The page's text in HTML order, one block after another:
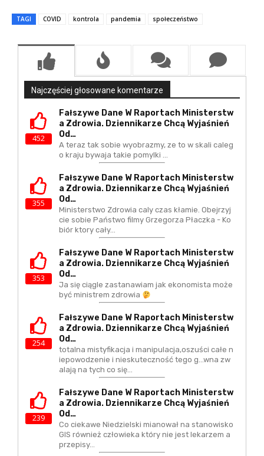
TAGI COVID kontrola pandemia społeczeństwo
Najczęściej głosowane komentarze
452
Fałszywe Dane W Raportach Ministerstw
A Zdrowia. Dziennikarze Chcą Wyjaśnień
Od…
A teraz tak sobie wyobrazmy, ze to w skali caleg
o kraju bywaja takie pomylki ...
355
Fałszywe Dane W Raportach Ministerstw
A Zdrowia. Dziennikarze Chcą Wyjaśnień
Od…
Ministerstwo Zdrowia caly czas kłamie. Obejrzyj
cie sobie Państwo filmy Grzegorza Płaczka - Ko
biór ktory cały…
353
Fałszywe Dane W Raportach Ministerstw
A Zdrowia. Dziennikarze Chcą Wyjaśnień
Od…
Ja się ciągle zastanawiam jak ekonomista może
być ministrem zdrowia
254
Fałszywe Dane W Raportach Ministerstw
A Zdrowia. Dziennikarze Chcą Wyjaśnień
Od…
totalna mistyfikacja i manipulacja,oszuści całe n
iepowodzenie i nieskuteczność tego g...wna zw
alają na tych co się…
239
Fałszywe Dane W Raportach Ministerstw
A Zdrowia. Dziennikarze Chcą Wyjaśnień
Od…
Co ciekawe Niedzielski mianował na stanowisko
GIS również człowieka który nie jest lekarzem a
przepisy…